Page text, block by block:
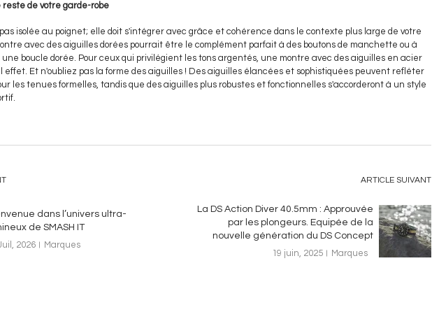
reste de votre garde-robe
isolée au poignet; elle doit s'intégrer avec grâce et cohérence dans le contexte plus large de votre
avec des aiguilles dorées pourrait être le complément parfait à des boutons de manchette ou à
boucle dorée. Pour ceux qui privilégient les tons argentés, une montre avec des aiguilles en acier
effet. Et n'oubliez pas la forme des aiguilles ! Des aiguilles élancées et sophistiquées peuvent refléter
les tenues formelles, tandis que des aiguilles plus robustes et fonctionnelles s'accorderont à un style
dans l’univers ultra-
de SMASH IT
2026
Marques
ARTICLE SUIVANT
La DS Action Diver 40.5mm : Approuvée
par les plongeurs. Equipée de la
nouvelle génération du DS Concept
19 juin, 2025
Marques